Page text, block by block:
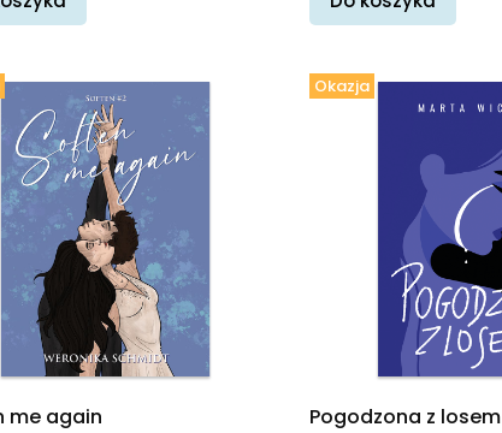
me again
Okazja
Pogodzona z losem